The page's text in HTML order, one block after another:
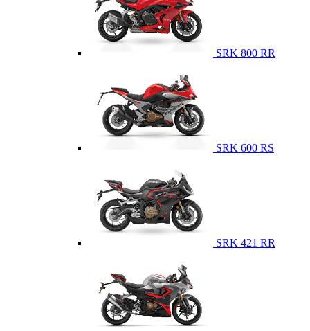
SRK 800 RR
SRK 600 RS
SRK 421 RR